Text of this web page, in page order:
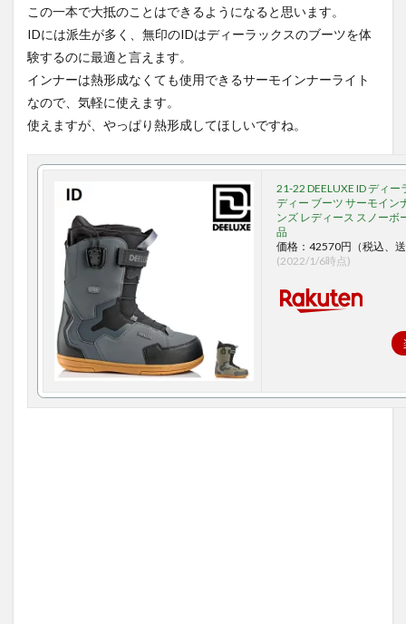
この一本で大抵のことはできるようになると思います。
IDには派生が多く、無印のIDはディーラックスのブーツを体
験するのに最適と言えます。
インナーは熱形成なくても使用できるサーモインナーライト
なので、気軽に使えます。
使えますが、やっぱり熱形成してほしいですね。
21-22 DEELUXE ID ディー
ディー ブーツ サーモイン
ンズ レディース スノーボ
品
価格：42570円（税込、
(2022/1/6時点)